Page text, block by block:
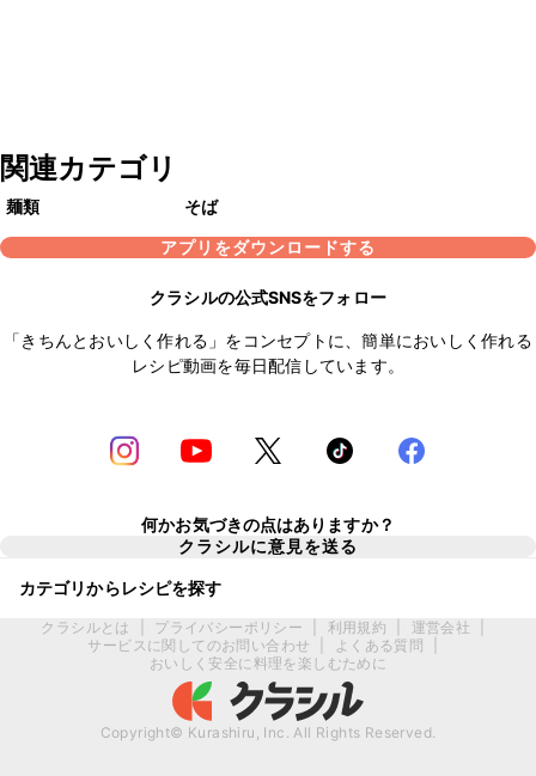
関連カテゴリ
麺類
そば
アプリをダウンロードする
クラシルの公式SNSをフォロー
「きちんとおいしく作れる」をコンセプトに、簡単においしく作れる
レシピ動画を毎日配信しています。
何かお気づきの点はありますか？
クラシルに意見を送る
カテゴリからレシピを探す
クラシルとは プライバシーポリシー 利用規約 運営会社
サービスに関してのお問い合わせ
よくある質問
おいしく安全に料理を楽しむために
Copyright© Kurashiru, Inc. All Rights Reserved.